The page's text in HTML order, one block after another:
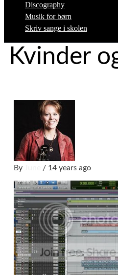
Discography
Musik for børn
Skriv sange i skolen
Kvinder
By / 14 years ago